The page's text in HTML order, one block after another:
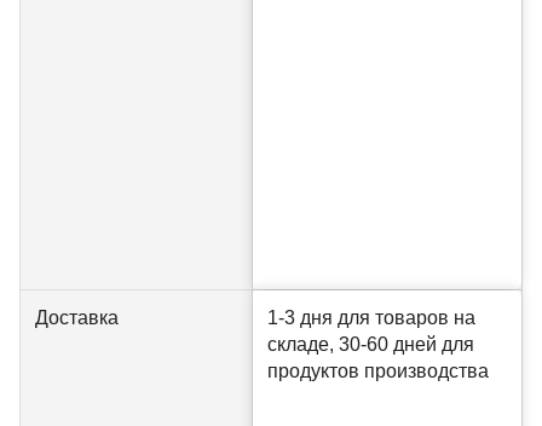
Доставка
1-3 дня для товаров на
складе, 30-60 дней для
продуктов производства